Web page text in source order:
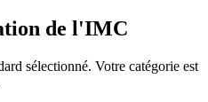
de l'IMC
sélectionné. Votre catégorie est